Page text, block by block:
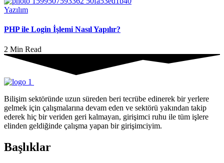
Yazılım
PHP ile Login İşlemi Nasıl Yapılır?
2 Min Read
Bilişim sektöründe uzun süreden beri tecrübe edinerek bir yerlere
gelmek için çalışmalarına devam eden ve sektörü yakından takip
ederek hiç bir veriden geri kalmayan, girişimci ruhu ile tüm işlere
elinden geldiğinde çalışma yapan bir girişimciyim.
Başlıklar